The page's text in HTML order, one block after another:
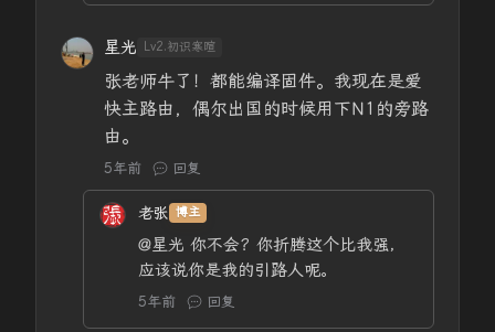
星光 Lv2.初识寒暄
张老师牛了！都能编译固件。我现在是爱
快主路由，偶尔出国的时候用下N1的旁路
由。
5年前 回复
老张 博主
@星光 你不会？你折腾这个比我强，
应该说你是我的引路人呢。
5年前 回复